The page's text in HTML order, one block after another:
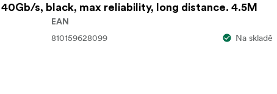
s, black, max reliability, long distance. 4.5M
EAN
810159628099 Na skladě